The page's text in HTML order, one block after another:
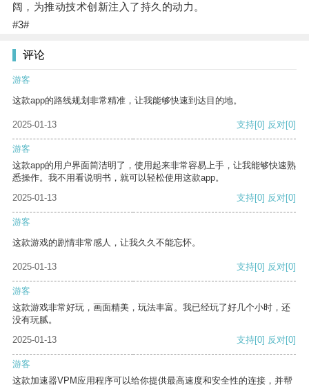
阔，为推动技术创新注入了持久的动力。
#3#
评论
游客
这款app的路线规划非常精准，让我能够快速到达目的地。
2025-01-13 支持[0] 反对[0]
游客
这款app的用户界面简洁明了，使用起来非常容易上手，让我能够快速熟
悉操作。我不用看说明书，就可以轻松使用这款app。
2025-01-13
支持[0] 反对[0]
游客
这款游戏的剧情非常感人，让我久久不能忘怀。
2025-01-13 支持[0] 反对[0]
游客
这款游戏非常好玩，画面精美，玩法丰富。我已经玩了好几个小时，还
没有玩腻。
2025-01-13
支持[0] 反对[0]
游客
这款加速器VPM应用程序可以给你提供最高速度和安全性的连接，并帮